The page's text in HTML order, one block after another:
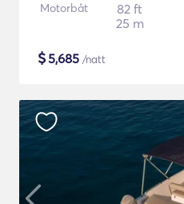
Motorbåt
82 ft
25 m
$5,685 /natt